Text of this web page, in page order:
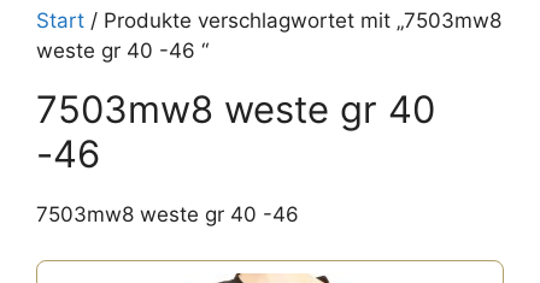
Start / Produkte verschlagwortet mit „7503mw8
weste gr 40 -46 “
7503mw8 weste gr 40
-46
7503mw8 weste gr 40 -46